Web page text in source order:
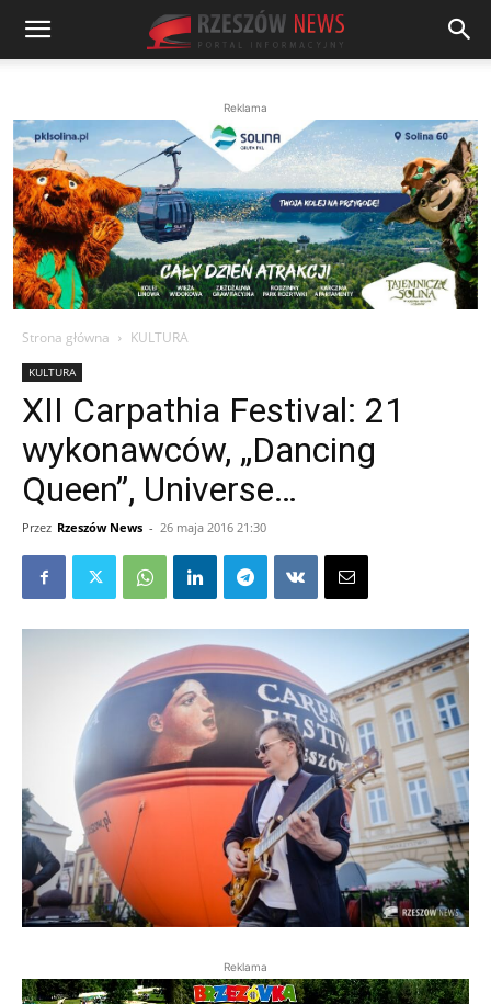
Reklama
Strona główna KULTURA
KULTURA
XII Carpathia Festival: 21
wykonawców, „Dancing
Queen”, Universe…
Przez Rzeszów News - 26 maja 2016 21:30
Reklama